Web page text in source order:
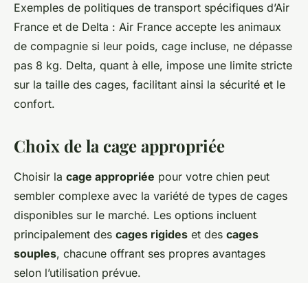
Exemples de politiques de transport spécifiques d’Air
France et de Delta : Air France accepte les animaux
de compagnie si leur poids, cage incluse, ne dépasse
pas 8 kg. Delta, quant à elle, impose une limite stricte
sur la taille des cages, facilitant ainsi la sécurité et le
confort.
Choix de la cage appropriée
Choisir la cage appropriée pour votre chien peut
sembler complexe avec la variété de types de cages
disponibles sur le marché. Les options incluent
principalement des cages rigides et des cages
souples, chacune offrant ses propres avantages
selon l’utilisation prévue.